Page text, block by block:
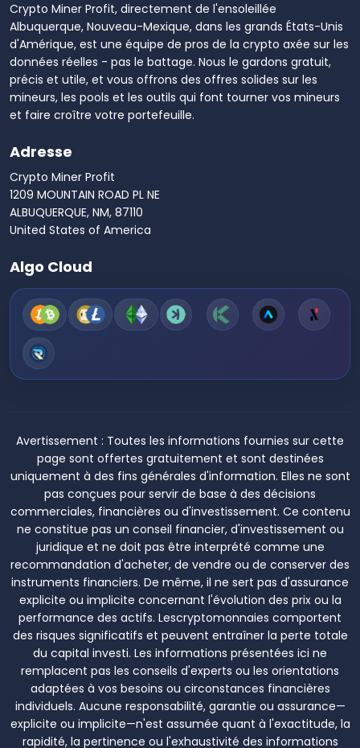
Crypto Miner Profit, directement de l'ensoleillée
Albuquerque, Nouveau-Mexique, dans les grands États-Unis
d'Amérique, est une équipe de pros de la crypto axée sur les
données réelles - pas le battage. Nous le gardons gratuit,
précis et utile, et vous offrons des offres solides sur les
mineurs, les pools et les outils qui font tourner vos mineurs
et faire croître votre portefeuille.
Adresse
Crypto Miner Profit
1209 MOUNTAIN ROAD PL NE
ALBUQUERQUE, NM, 87110
United States of America
Algo Cloud
Avertissement : Toutes les informations fournies sur cette
page sont offertes gratuitement et sont destinées
uniquement à des fins générales d'information. Elles ne sont
pas conçues pour servir de base à des décisions
commerciales, financières ou d'investissement. Ce contenu
ne constitue pas un conseil financier, d'investissement ou
juridique et ne doit pas être interprété comme une
recommandation d'acheter, de vendre ou de conserver des
instruments financiers. De même, il ne sert pas d'assurance
explicite ou implicite concernant l'évolution des prix ou la
performance des actifs. Lescryptomonnaies comportent
des risques significatifs et peuvent entraîner la perte totale
du capital investi. Les informations présentées ici ne
remplacent pas les conseils d'experts ou les orientations
adaptées à vos besoins ou circonstances financières
individuels. Aucune responsabilité, garantie ou assurance—
explicite ou implicite—n'est assumée quant à l'exactitude, la
rapidité, la pertinence ou l'exhaustivité des informations